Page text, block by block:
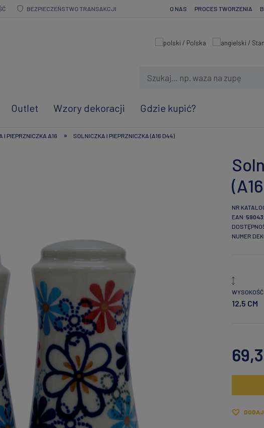
BEZPIECZEŃSTWO TRANSAKCJI O NAS PROCES TWORZENIA
Outlet Wzory dekoracji Gdzie kupić?
I PIEPRZNICZKA A16 » SOLNICZKA I PIEPRZNICZKA (A16 D44)
NR
EAN:
NUMER
WYSOKOŚĆ
12,5 CM